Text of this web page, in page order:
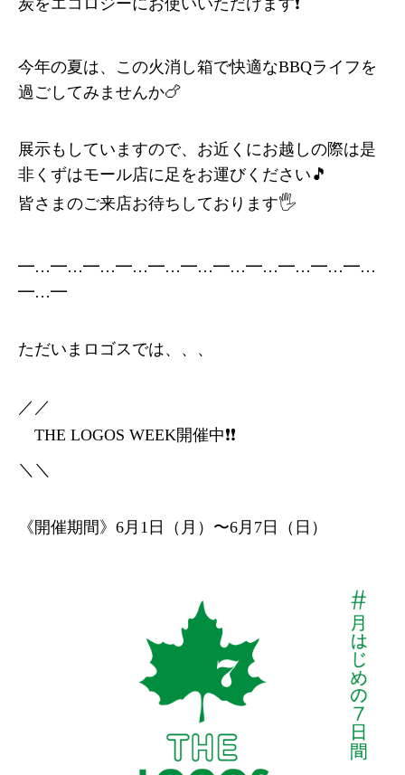
炭をエコロジーにお使いいただけます❗️
今年の夏は、この火消し箱で快適なBBQライフを
過ごしてみませんか🍗
展示もしていますので、お近くにお越しの際は是
非くずはモール店に足をお運びください🎵
皆さまのご来店お待ちしております🖐️
━…━…━…━…━…━…━…━…━…━…━…
━…━
ただいまロゴスでは、、、
／／
THE LOGOS WEEK開催中❗️❗️
＼＼
《開催期間》6月1日（月）〜6月7日（日）